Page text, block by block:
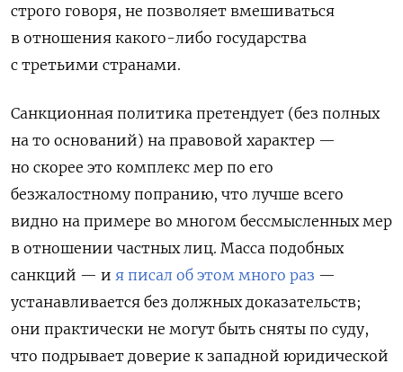
строго говоря, не позволяет вмешиваться
в отношения какого-либо государства
с третьими странами.
Санкционная политика претендует (без полных
на то оснований) на правовой характер —
но скорее это комплекс мер по его
безжалостному попранию, что лучше всего
видно на примере во многом бессмысленных мер
в отношении частных лиц. Масса подобных
санкций — и я писал об этом много раз —
устанавливается без должных доказательств;
они практически не могут быть сняты по суду,
что подрывает доверие к западной юридической